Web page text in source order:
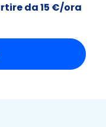
da 15 €/ora